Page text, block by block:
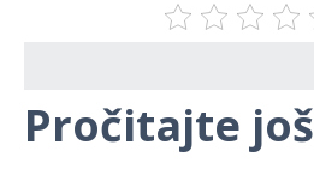
Pročitajte još